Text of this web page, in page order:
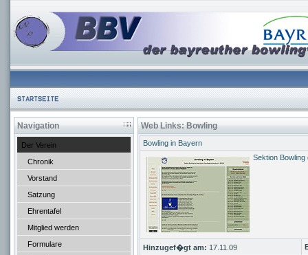
Navigation
Der Verein
Chronik
Vorstand
Satzung
Ehrentafel
Mitglied werden
Formulare
Web Links: Bowling
Bowling in Bayern
Sektion
Hinzugef�gt am: 17.11.09